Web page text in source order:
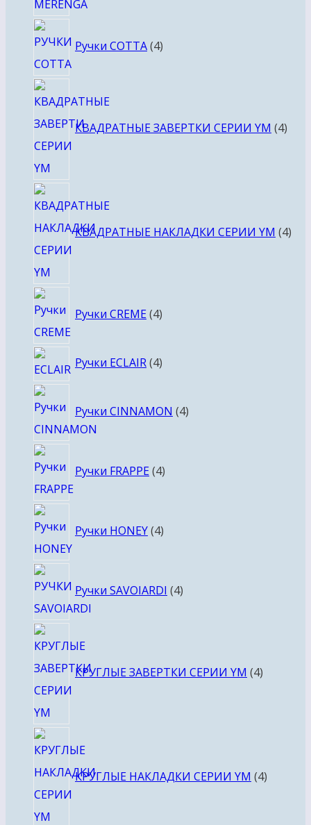
Ручки COTTA 4товара
КВАДРАТНЫЕ ЗАВЕРТКИ СЕРИИ YM 4
КВАДРАТНЫЕ НАКЛАДКИ СЕРИИ YM 4
Ручки CREME 4товара
Ручки ECLAIR 44
Ручки CINNAMON 4товара
Ручки FRAPPE 4товара
Ручки HONEY 4товара
Ручки SAVOIARDI 4товара
КРУГЛЫЕ ЗАВЕРТКИ СЕРИИ YM 4
КРУГЛЫЕ НАКЛАДКИ СЕРИИ YM 4